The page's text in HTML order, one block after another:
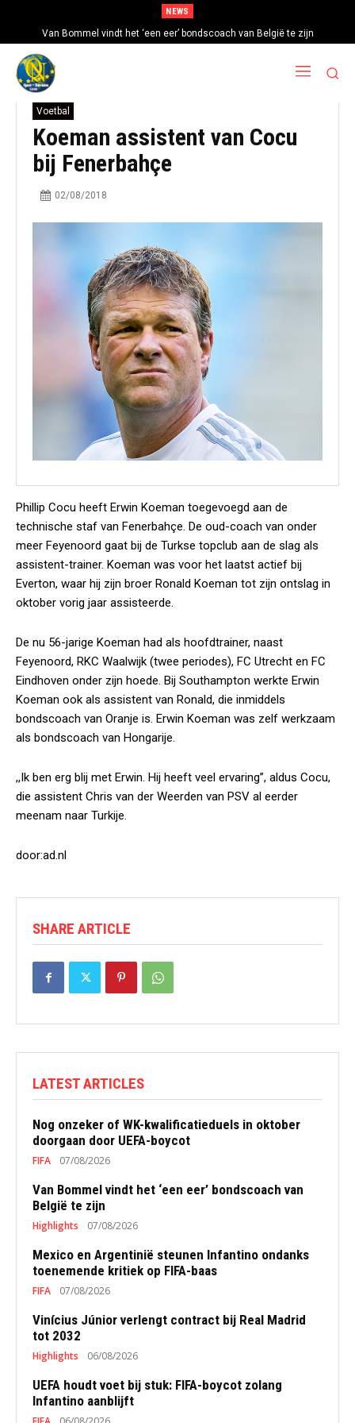
NEWS
Van Bommel vindt het ‘een eer’ bondscoach van België te zijn
Voetbal
Koeman assistent van Cocu
bij Fenerbahçe
02/08/2018
Phillip Cocu heeft Erwin Koeman toegevoegd aan de
technische staf van Fenerbahçe. De oud-coach van onder
meer Feyenoord gaat bij de Turkse topclub aan de slag als
assistent-trainer. Koeman was voor het laatst actief bij
Everton, waar hij zijn broer Ronald Koeman tot zijn ontslag in
oktober vorig jaar assisteerde.
De nu 56-jarige Koeman had als hoofdtrainer, naast
Feyenoord, RKC Waalwijk (twee periodes), FC Utrecht en FC
Eindhoven onder zijn hoede. Bij Southampton werkte Erwin
Koeman ook als assistent van Ronald, die inmiddels
bondscoach van Oranje is. Erwin Koeman was zelf werkzaam
als bondscoach van Hongarije.
,,Ik ben erg blij met Erwin. Hij heeft veel ervaring”, aldus Cocu,
die assistent Chris van der Weerden van PSV al eerder
meenam naar Turkije.
door:ad.nl
SHARE ARTICLE
LATEST ARTICLES
Nog onzeker of WK-kwalificatieduels in oktober
doorgaan door UEFA-boycot
FIFA 07/08/2026
Van Bommel vindt het ‘een eer’ bondscoach van
België te zijn
Highlights 07/08/2026
Mexico en Argentinië steunen Infantino ondanks
toenemende kritiek op FIFA-baas
FIFA 07/08/2026
Vinícius Júnior verlengt contract bij Real Madrid
tot 2032
Highlights 06/08/2026
UEFA houdt voet bij stuk: FIFA-boycot zolang
Infantino aanblijft